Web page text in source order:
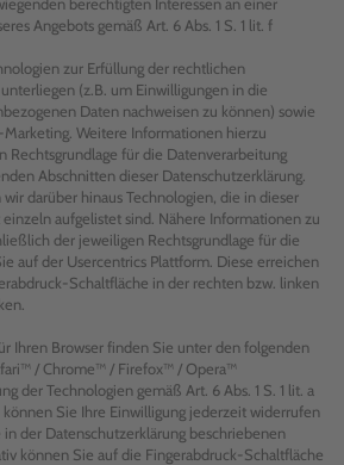
berechtigten Interessen an einer
Angebots gemäß Art. 6 Abs. 1 S. 1 lit. f
zur Erfüllung der rechtlichen
(z.B. um Einwilligungen in die
Daten nachweisen zu können) sowie
Weitere Informationen hierzu
Rechtsgrundlage für die Datenverarbeitung
Abschnitten dieser Datenschutzerklärung.
darüber hinaus Technologien, die in dieser
aufgelistet sind. Nähere Informationen zu
der jeweiligen Rechtsgrundlage für die
auf der Usercentrics Plattform. Diese erreichen
Schaltfläche in der rechten bzw. linken
Ihren Browser finden Sie unter den folgenden
/ Chrome™ / Firefox™ / Opera™
der Technologien gemäß Art. 6 Abs. 1 S. 1 lit. a
Sie Ihre Einwilligung jederzeit widerrufen
der Datenschutzerklärung beschriebenen
können Sie auf die Fingerabdruck-Schaltfläche